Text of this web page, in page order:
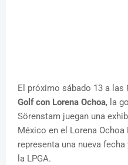
El próximo sábado 13 a las
Golf con Lorena Ochoa, la
Sörenstam juegan una
México en el Lorena
representa una nueva
la LPGA.